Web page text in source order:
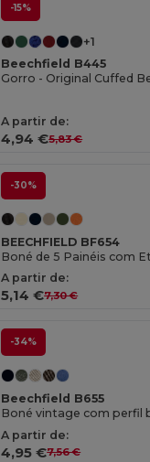
-15%
+1
Beechfield B445
Gorro - Original Cuffed
A partir de:
4,94 €5,83 €
-30%
BEECHFIELD BF654
Boné de 5 Painéis com
A partir de:
5,14 €7,30 €
-34%
Beechfield B655
Boné vintage com perfil
A partir de:
4,95 €7,56 €